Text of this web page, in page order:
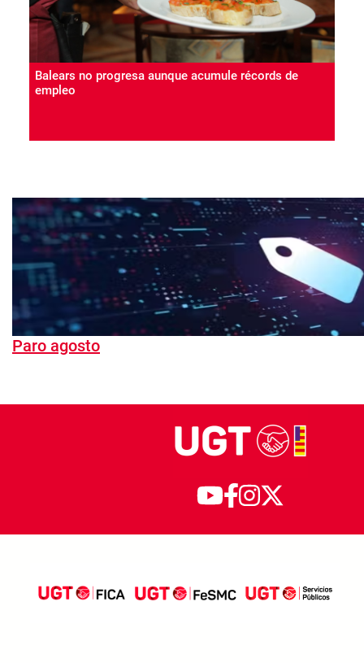
Balears no progresa aunque acumule récords de
empleo
Paro agosto